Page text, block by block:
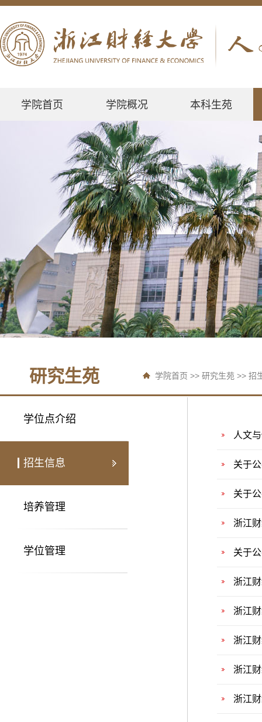
学院首页 学院概况 本科生苑
研究生苑 学院首页 >> 研究生苑 >> 招
学位点介绍
招生信息
培养管理
学位管理
人文
关于
关于
浙江
关于
浙江
浙江
浙江
浙江
浙江